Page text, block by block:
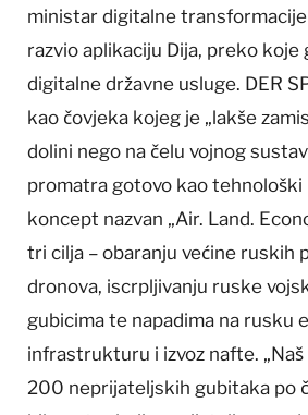
ministar digitalne
razvio aplikaciju Dija, preko
digitalne državne usluge. DER
kao čovjeka kojeg je „lakše
dolini nego na čelu vojnog
promatra gotovo kao
koncept nazvan „Air. Land.
tri cilja – obaranju većine ruskih
dronova, iscrpljivanju ruske
gubicima te napadima na rusku
infrastrukturu i izvoz nafte.
200 neprijateljskih gubitaka po